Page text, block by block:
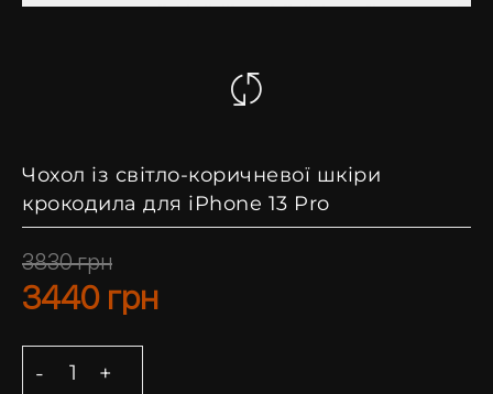
Чохол із світло-коричневої шкіри
крокодила для iPhone 13 Pro
3830грн
3440 грн